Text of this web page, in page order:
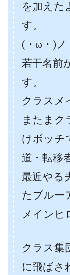
を加えた
す。
(・ω・)ノ
若干名前
す。
クラスメ
またまク
けボッチ
道・転移
最近やる
たブルー
メインヒ
クラス集
に飛ばさ